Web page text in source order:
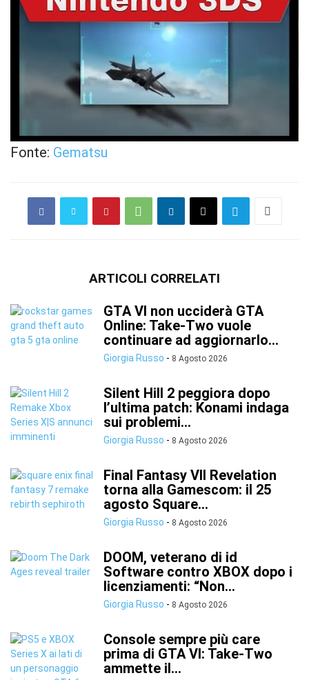
Fonte: Gematsu
ARTICOLI CORRELATI
GTA VI non ucciderà GTA
Online: Take-Two vuole
continuare ad aggiornarlo...
Giorgia Russo - 8 Agosto 2026
Silent Hill 2 peggiora dopo
l’ultima patch: Konami indaga
sui problemi...
Giorgia Russo - 8 Agosto 2026
Final Fantasy VII Revelation
torna alla Gamescom: il 25
agosto Square...
Giorgia Russo - 8 Agosto 2026
DOOM, veterano di id
Software contro XBOX dopo i
licenziamenti: “Non...
Giorgia Russo - 8 Agosto 2026
Console sempre più care
prima di GTA VI: Take-Two
ammette il...